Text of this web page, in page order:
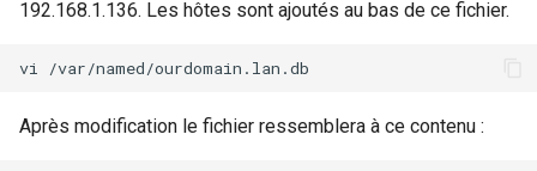
192.168.1.136. Les hôtes sont ajoutés au bas de ce fichier.
vi
Après modification le fichier ressemblera à ce contenu :